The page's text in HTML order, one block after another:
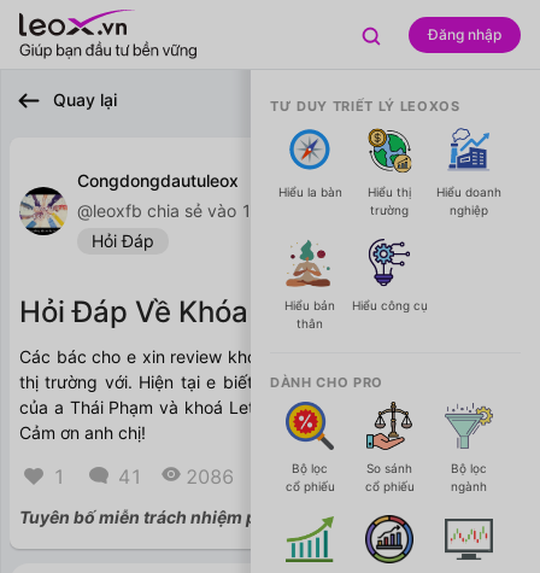
 Đăng nhập
 Quay lại
Congdongdautuleox
@leoxfb chia sẻ vào 18/09/2020
Hỏi Đáp
Hỏi Đáp Về Khóa Học Chứng Khoán
Các bác cho e xin review khoá học đầu tư chứng khoán trên
thị trường với. Hiện tại e biết có khoá KungFu Chứng Khoán
của a Thái Phạm và khoá Let Profit Run của a Lynch Phan ạ.
Cảm ơn anh chị!
 1  41 2086 Mặc định
Tuyên bố miễn trách nhiệm pháp lý (Disclaimer) Xem thêm
TƯ DUY TRIẾT LÝ LEOXOS
Hiểu la bàn
Hiểu thị
trường
Hiểu doanh
nghiệp
Hiểu bản
thân
Hiểu công cụ
DÀNH CHO PRO
Bộ lọc
cổ phiếu
So sánh
cổ phiếu
Bộ lọc
ngành